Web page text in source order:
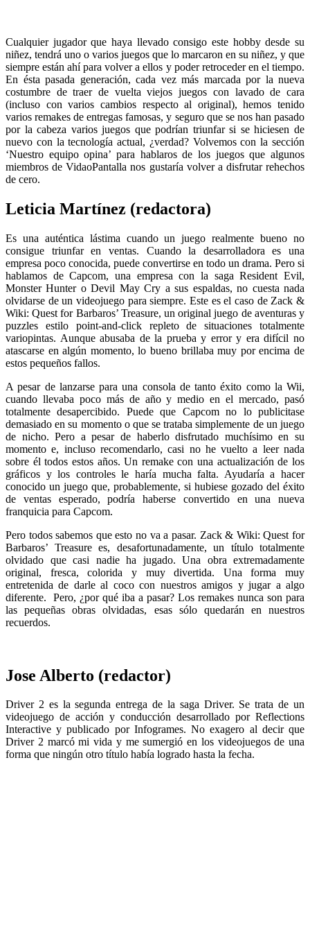
Cualquier jugador que haya llevado consigo este hobby desde su
niñez, tendrá uno o varios juegos que lo marcaron en su niñez, y que
siempre están ahí para volver a ellos y poder retroceder en el tiempo.
En ésta pasada generación, cada vez más marcada por la nueva
costumbre de traer de vuelta viejos juegos con lavado de cara
(incluso con varios cambios respecto al original), hemos tenido
varios remakes de entregas famosas, y seguro que se nos han pasado
por la cabeza varios juegos que podrían triunfar si se hiciesen de
nuevo con la tecnología actual, ¿verdad? Volvemos con la sección
‘Nuestro equipo opina’ para hablaros de los juegos que algunos
miembros de VidaoPantalla nos gustaría volver a disfrutar rehechos
de cero.
Leticia Martínez (redactora)
Es una auténtica lástima cuando un juego realmente bueno no
consigue triunfar en ventas. Cuando la desarrolladora es una
empresa poco conocida, puede convertirse en todo un drama. Pero si
hablamos de Capcom, una empresa con la saga Resident Evil,
Monster Hunter o Devil May Cry a sus espaldas, no cuesta nada
olvidarse de un videojuego para siempre. Este es el caso de Zack &
Wiki: Quest for Barbaros’ Treasure, un original juego de aventuras y
puzzles estilo point-and-click repleto de situaciones totalmente
variopintas. Aunque abusaba de la prueba y error y era difícil no
atascarse en algún momento, lo bueno brillaba muy por encima de
estos pequeños fallos.
A pesar de lanzarse para una consola de tanto éxito como la Wii,
cuando llevaba poco más de año y medio en el mercado, pasó
totalmente desapercibido. Puede que Capcom no lo publicitase
demasiado en su momento o que se trataba simplemente de un juego
de nicho. Pero a pesar de haberlo disfrutado muchísimo en su
momento e, incluso recomendarlo, casi no he vuelto a leer nada
sobre él todos estos años. Un remake con una actualización de los
gráficos y los controles le haría mucha falta. Ayudaría a hacer
conocido un juego que, probablemente, si hubiese gozado del éxito
de ventas esperado, podría haberse convertido en una nueva
franquicia para Capcom.
Pero todos sabemos que esto no va a pasar. Zack & Wiki: Quest for
Barbaros’ Treasure es, desafortunadamente, un título totalmente
olvidado que casi nadie ha jugado. Una obra extremadamente
original, fresca, colorida y muy divertida. Una forma muy
entretenida de darle al coco con nuestros amigos y jugar a algo
diferente. Pero, ¿por qué iba a pasar? Los remakes nunca son para
las pequeñas obras olvidadas, esas sólo quedarán en nuestros
recuerdos.
Jose Alberto (redactor)
Driver 2 es la segunda entrega de la saga Driver. Se trata de un
videojuego de acción y conducción desarrollado por Reflections
Interactive y publicado por Infogrames. No exagero al decir que
Driver 2 marcó mi vida y me sumergió en los videojuegos de una
forma que ningún otro título había logrado hasta la fecha.